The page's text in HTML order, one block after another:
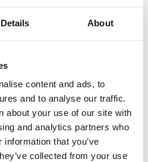
Details About
content and ads, to
and to analyse our traffic.
about your use of our site with
and analytics partners who
that you’ve
collected from your use
Netherlands
en la producción
En Holanda